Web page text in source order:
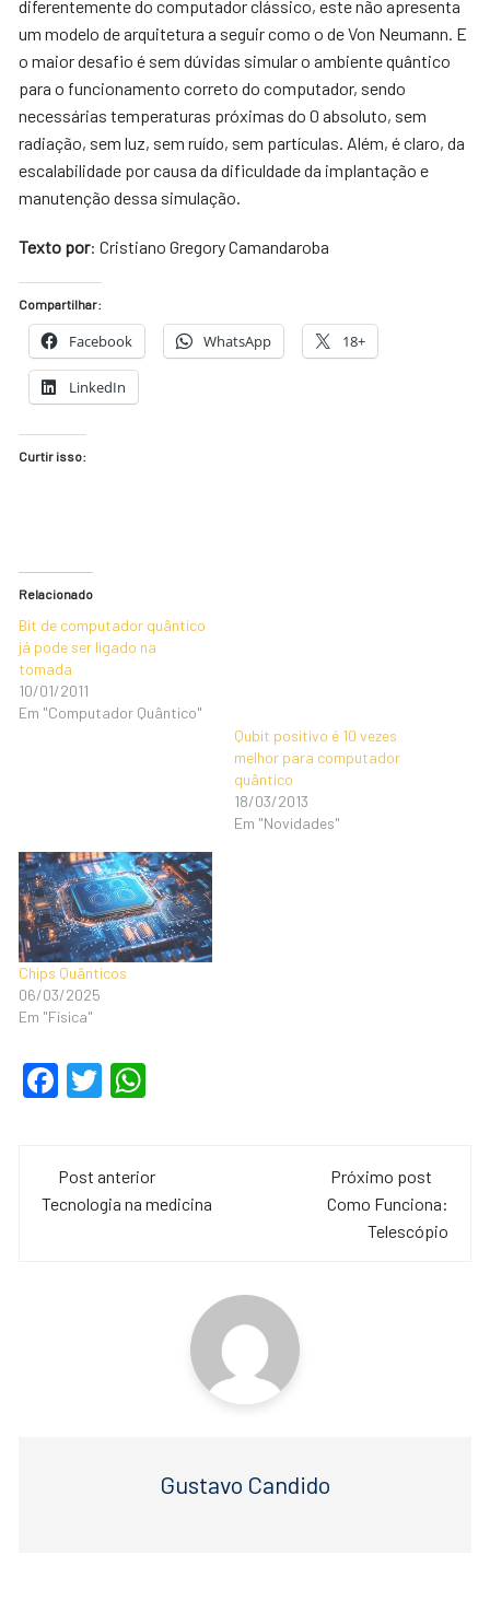
diferentemente do computador clássico, este não apresenta
um modelo de arquitetura a seguir como o de Von Neumann. E
o maior desafio é sem dúvidas simular o ambiente quântico
para o funcionamento correto do computador, sendo
necessárias temperaturas próximas do 0 absoluto, sem
radiação, sem luz, sem ruído, sem partículas. Além, é claro, da
escalabilidade por causa da dificuldade da implantação e
manutenção dessa simulação.
Texto por: Cristiano Gregory Camandaroba
Compartilhar:
Facebook WhatsApp 18+
LinkedIn
Curtir isso:
Relacionado
Bit de computador quântico
já pode ser ligado na
tomada
10/01/2011
Em "Computador Quântico"
Qubit positivo é 10 vezes
melhor para computador
quântico
18/03/2013
Em "Novidades"
Chips Quânticos
06/03/2025
Em "Física"
F
e
b
T
er s
A
Navegação
de
Post anterior
Tecnologia na medicina
Próximo post
Como Funciona:
Telescópio
Gustavo Candido